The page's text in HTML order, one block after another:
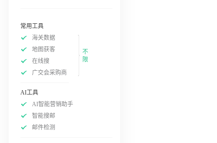
常用工具
海关数据
地图获客
在线搜
广交会采购商
不
限
AI工具
AI智能营销助手
智能搜邮
邮件检测